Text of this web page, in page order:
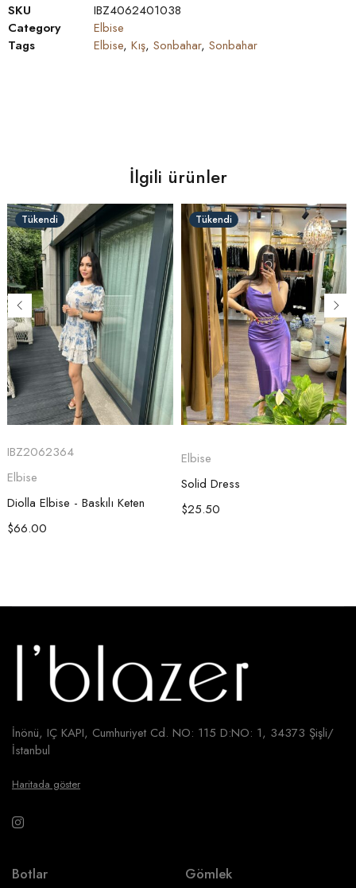
SKU
IBZ4062401038
Category
Elbise
Tags
Elbise, Kış, Sonbahar, Sonbahar
İlgili ürünler
Tükendi
IBZ2062364
Elbise
Diolla Elbise - Baskılı Keten
$66.00
Tükendi
Elbise
Solid Dress
$25.50
İnönü, IÇ KAPI, Cumhuriyet Cd. NO: 115 D:NO: 1, 34373 Şişli/
İstanbul
Haritada göster
Botlar
Gömlek